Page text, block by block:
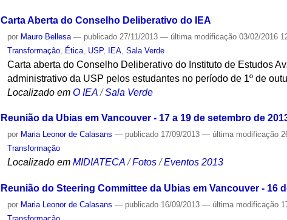
Carta Aberta do Conselho Deliberativo do IEA
por Mauro Bellesa — publicado 27/11/2013— última modificação 03/02/2016
Transformação Ética USP, IEA ,Sala Verde
Carta aberta do Conselho Deliberativo do Instituto de Estudos
administrativo da USP pelos estudantes no período de 1º de
Localizado em O IEA /Sala Verde
Reunião da Ubias em Vancouver - 17 a 19 de setembro de
por Maria Leonor de Calasans — publicado 17/09/2013— última modificação
Transformação
Localizado em MIDIATECA /Fotos /Eventos 2013
Reunião do Steering Committee da Ubias em Vancouver - 16
por Maria Leonor de Calasans — publicado 16/09/2013— última modificação